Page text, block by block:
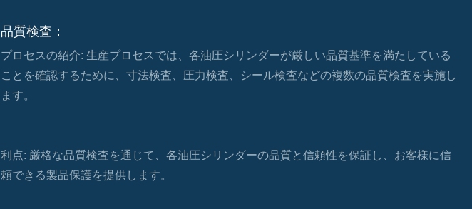
品質検査：
プロセスの紹介: 生産プロセスでは、各油圧シリンダーが厳しい品質基準を満たしている
ことを確認するために、寸法検査、圧力検査、シール検査などの複数の品質検査を実施し
ます。
利点: 厳格な品質検査を通じて、各油圧シリンダーの品質と信頼性を保証し、お客様に信
頼できる製品保護を提供します。